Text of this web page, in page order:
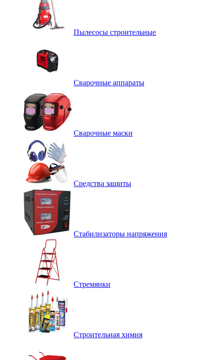
Пылесосы строительные
Сварочные аппараты
Сварочные маски
Средства защиты
Стабилизаторы напряжения
Стремянки
Строительная химия